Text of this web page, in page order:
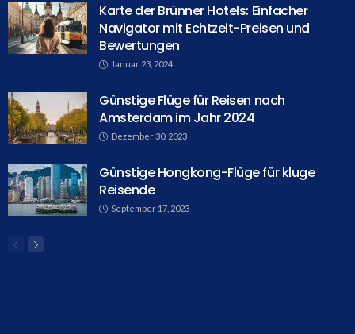
Karte der Brünner Hotels: Einfacher
Navigator mit Echtzeit-Preisen und
Bewertungen
Januar 23, 2024
Günstige Flüge für Reisen nach
Amsterdam im Jahr 2024
Dezember 30, 2023
Günstige Hongkong-Flüge für kluge
Reisende
September 17, 2023